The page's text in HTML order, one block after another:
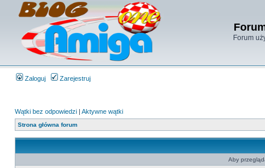
Forum
Zaloguj Zarejestruj
Wątki bez odpowiedzi | Aktywne wątki
Strona główna forum
Aby